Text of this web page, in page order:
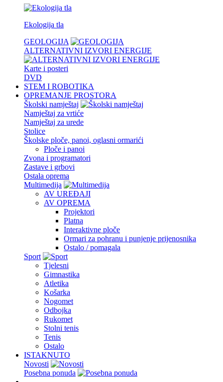
Ekologija tla
GEOLOGIJA
ALTERNATIVNI IZVORI ENERGIJE
Karte i posteri
DVD
STEM I ROBOTIKA
OPREMANJE PROSTORA
Školski namještaj
Namještaj za vrtiće
Namještaj za urede
Stolice
Školske ploče, panoi, oglasni ormarići
Ploče i panoi
Zvona i programatori
Zastave i grbovi
Ostala oprema
Multimedija
AV UREĐAJI
AV OPREMA
Projektori
Platna
Interaktivne ploče
Ormari za pohranu i punjenje prijenosnika
Ostalo / pomagala
Sport
Tjelesni
Gimnastika
Atletika
Košarka
Nogomet
Odbojka
Rukomet
Stolni tenis
Tenis
Ostalo
ISTAKNUTO
Novosti
Posebna ponuda